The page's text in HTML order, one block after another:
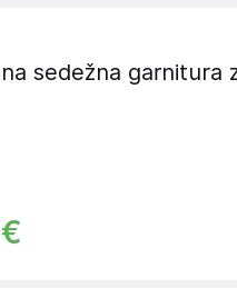
sedežna garnitura
€